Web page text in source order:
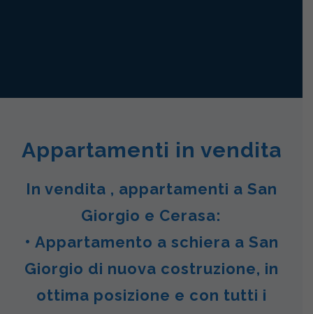
Appartamenti in vendita
In vendita , appartamenti a San
Giorgio e Cerasa:
• Appartamento a schiera a San
Giorgio di nuova costruzione, in
ottima posizione e con tutti i